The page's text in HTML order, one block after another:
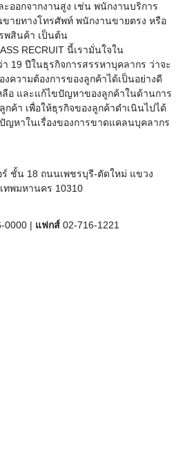
ออกจากงานสูง เช่น พนักงานบริการ
ายทางโทรศัพท์ พนักงานขายตรง หรือ
พสินค้า เป็นต้น
RECRUIT นี้เรามั่นใจใน
19 ปีในธุรกิจการสรรหาบุคลากร ว่าจะ
ความต้องการของลูกค้าได้เป็นอย่างดี
ลือ และแก้ไขปัญหาของลูกค้าในด้านการ
ค้า เพื่อให้ธุรกิจของลูกค้าดำเนินไปได้
ญหาในเรื่องของการขาดแคลนบุคลากร
ร์ ชั้น 18 ถนนเพชรบุรี-ตัดใหม่ แขวง
ทพมหานคร 10310
0000 | แฟกส์02-716-1221